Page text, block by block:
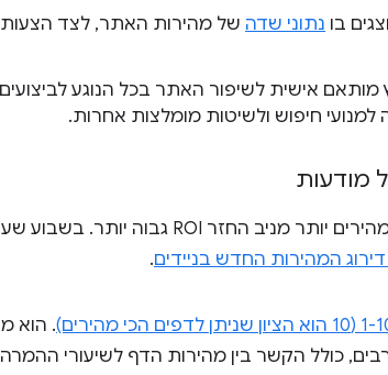
בו נתוני שדה של מהירות האתר, לצד הצעות
מותאם אישית לשיפור האתר בכל הנוגע
מודעות
המהירות החדש בניידים.
. הוא
כולל הקשר בין מהירות הדף לשיעורי ההמרה